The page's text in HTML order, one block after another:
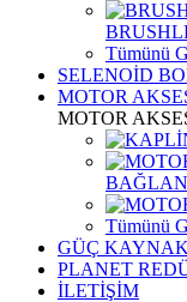
Tümünü
SELENOİD
MOTOR
MOTOR
Tümünü
GÜÇ
PLANET
İLETİŞİM